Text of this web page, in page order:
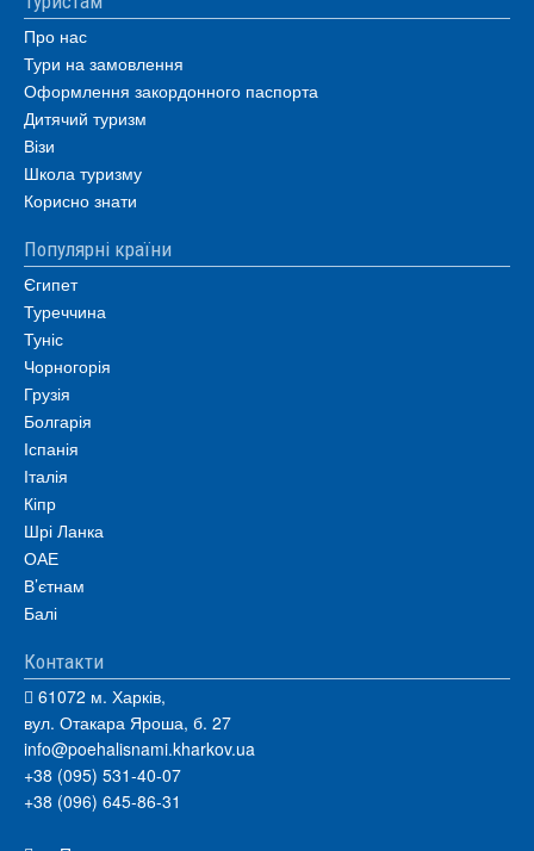
Про нас
Тури на замовлення
Оформлення закордонного паспорта
Дитячий туризм
Візи
Школа туризму
Корисно знати
Популярні країни
Єгипет
Туреччина
Туніс
Чорногорія
Грузія
Болгарія
Іспанія
Італія
Кіпр
Шрі Ланка
ОАЕ
В’єтнам
Балі
Контакти
61072 м. Харків,
вул. Отакара Яроша, б. 27
info@poehalisnami.kharkov.ua
+38 (095) 531-40-07
+38 (096) 645-86-31